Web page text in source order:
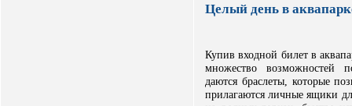
Целый день в
Купив входной билет в
множество возможностей
даются браслеты, которые
прилагаются личные ящики